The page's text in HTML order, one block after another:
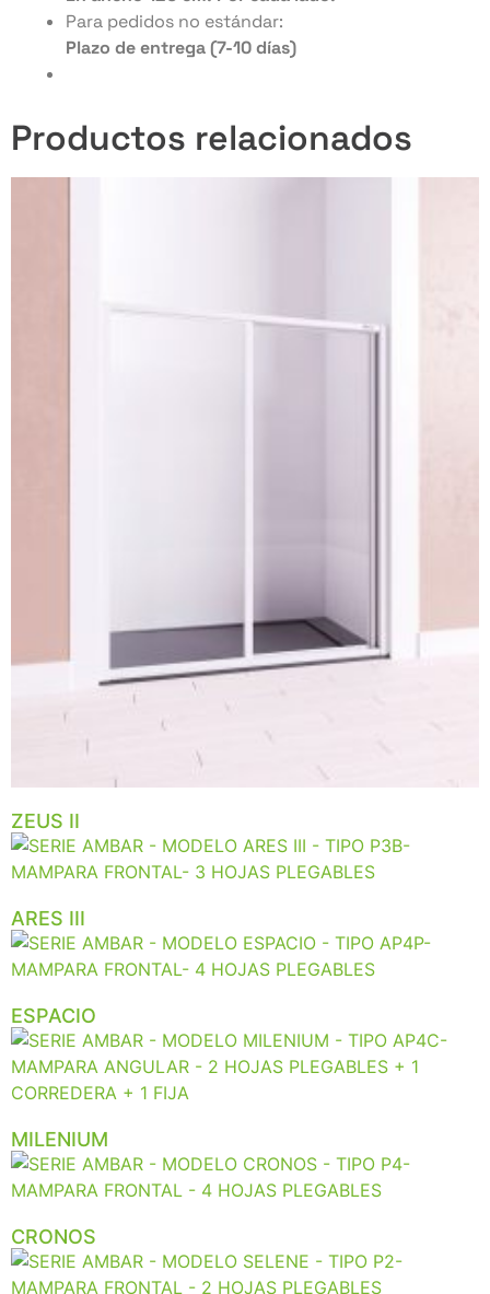
Para pedidos no estándar:
Plazo de entrega (7-10 días)
Productos relacionados
ZEUS II
ARES III
ESPACIO
MILENIUM
CRONOS